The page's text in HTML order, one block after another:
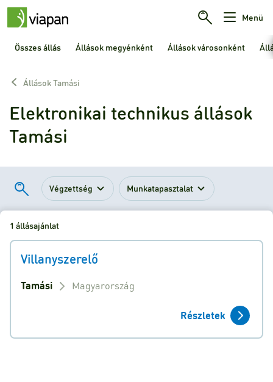
Menü
Összes állás Állások megyénként Állások városonként
Állások Tamási
Elektronikai technikus állások
Tamási
Végzettség Munkatapasztalat
1 állásajánlat
Villanyszerelő
Tamási Magyarország
Részletek